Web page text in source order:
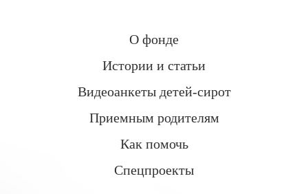
О фонде
Истории и статьи
Видеоанкеты детей-сирот
Приемным родителям
Как помочь
Спецпроекты